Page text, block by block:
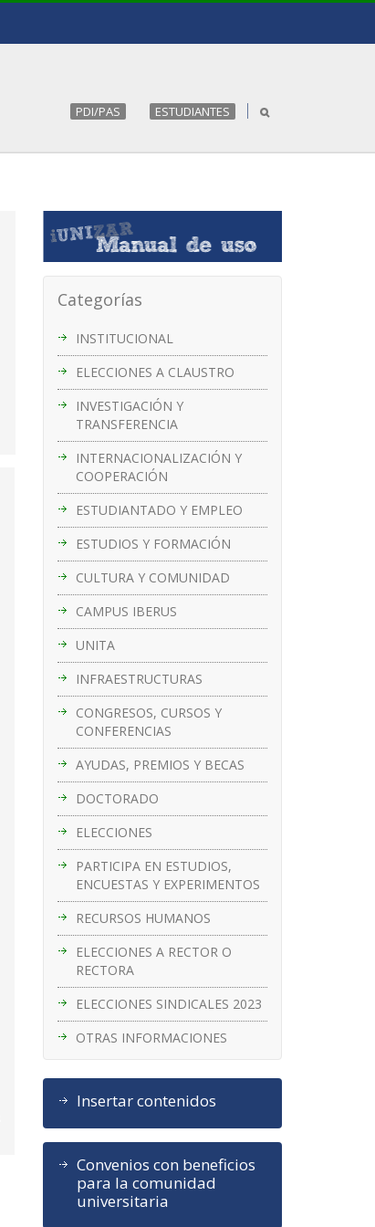
PDI/PAS ESTUDIANTES
Categorías
INSTITUCIONAL
ELECCIONES A CLAUSTRO
INVESTIGACIÓN Y
TRANSFERENCIA
INTERNACIONALIZACIÓN Y
COOPERACIÓN
ESTUDIANTADO Y EMPLEO
ESTUDIOS Y FORMACIÓN
CULTURA Y COMUNIDAD
CAMPUS IBERUS
UNITA
INFRAESTRUCTURAS
CONGRESOS, CURSOS Y
CONFERENCIAS
AYUDAS, PREMIOS Y BECAS
DOCTORADO
ELECCIONES
PARTICIPA EN ESTUDIOS,
ENCUESTAS Y EXPERIMENTOS
RECURSOS HUMANOS
ELECCIONES A RECTOR O
RECTORA
ELECCIONES SINDICALES 2023
OTRAS INFORMACIONES
Insertar contenidos
Convenios con beneficios
para la comunidad
universitaria